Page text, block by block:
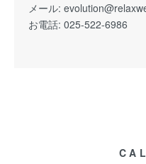
メール:
お電話: 025-522-6986